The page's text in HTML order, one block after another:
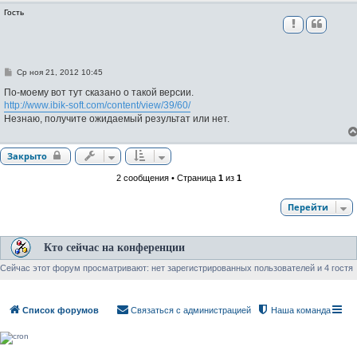
Гость
С
о
б
щ
е
е
Ср ноя 21, 2012 10:45
По-моему вот тут сказано о такой версии.
http://www.ibik-soft.com/content/view/39/60/
Незнаю, получите ожидаемый результат или нет.
Закрыто
2 сообщения • Страница 1из 1
Перейти
Кто сейчас на конференции
Сейчас этот форум просматривают: нет зарегистрированных пользователей и 4 гостя
Список форумов Наша команда
Связаться с администрацией